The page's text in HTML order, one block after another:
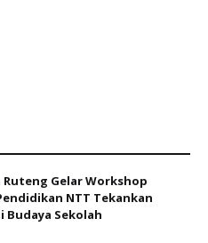
Ruteng Gelar Workshop
NTT Tekankan
Budaya Sekolah